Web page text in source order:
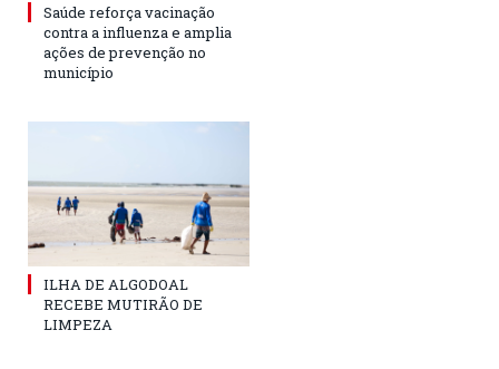
Saúde reforça vacinação
contra a influenza e amplia
ações de prevenção no
município
ILHA DE ALGODOAL
RECEBE MUTIRÃO DE
LIMPEZA